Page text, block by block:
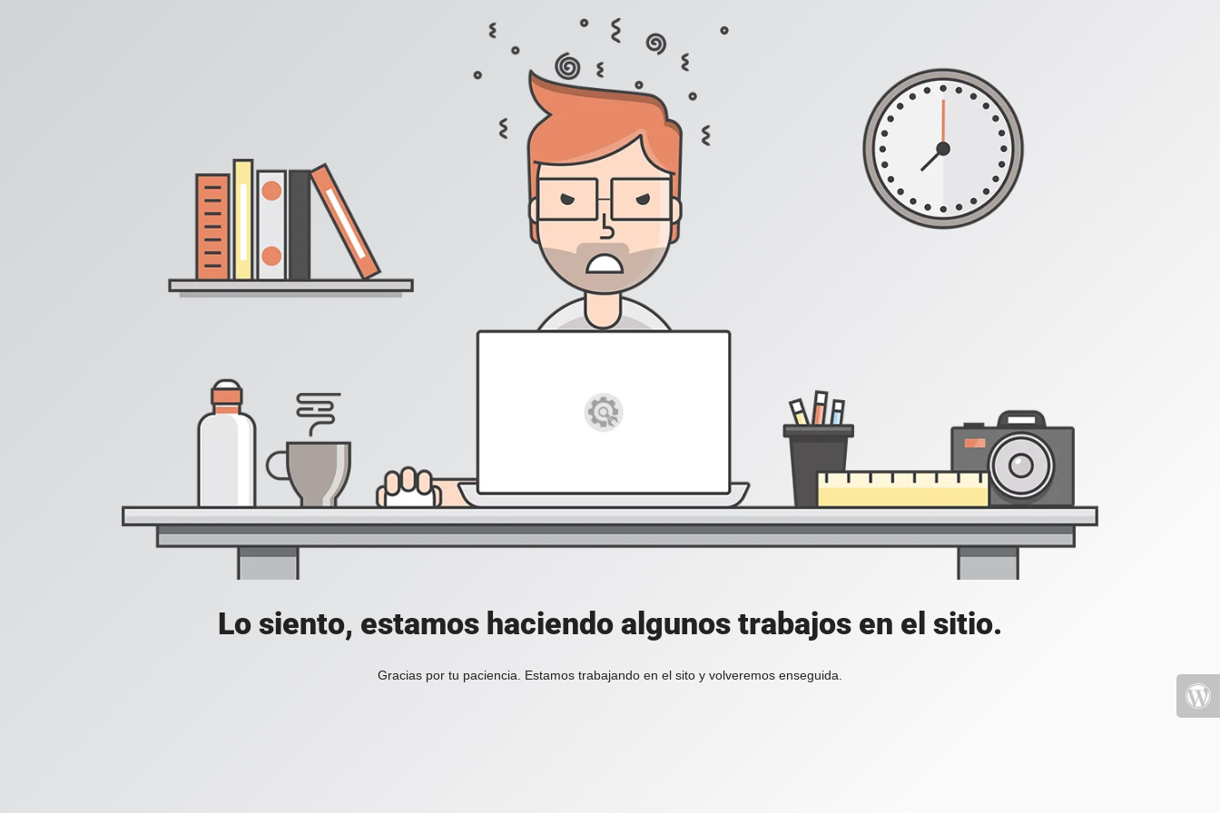
Lo siento, estamos haciendo algunos trabajos en el sitio.
Gracias por tu paciencia. Estamos trabajando en el sito y volveremos enseguida.